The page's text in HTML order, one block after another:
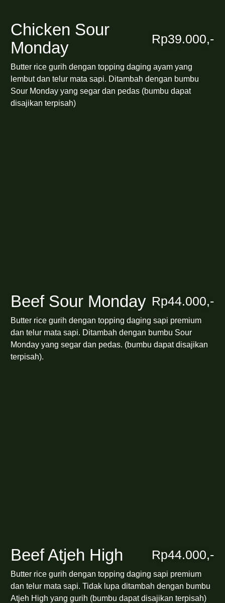
Chicken Sour
Monday
Rp39.000,-
Butter rice gurih dengan topping daging ayam yang
lembut dan telur mata sapi. Ditambah dengan bumbu
Sour Monday yang segar dan pedas (bumbu dapat
disajikan terpisah)
Beef Sour Monday Rp44.000,-
Butter rice gurih dengan topping daging sapi premium
dan telur mata sapi. Ditambah dengan bumbu Sour
Monday yang segar dan pedas. (bumbu dapat disajikan
terpisah).
Beef Atjeh High Rp44.000,-
Butter rice gurih dengan topping daging sapi premium
dan telur mata sapi. Tidak lupa ditambah dengan bumbu
Atjeh High yang gurih (bumbu dapat disajikan terpisah)